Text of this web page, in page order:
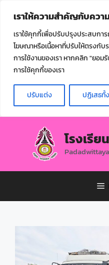
เราให้ความสำคัญกับคว
เราใช้คุกกี้เพื่อปรับปรุงประสบก
โฆษณาหรือเนื้อหาที่ปรับให้ตรงกั
การใช้งานของเรา หากคลิก "ยอ
การใช้คุกกี้ของเรา
ปรับแต่ง ปฏิเสธทั้
โรงเรี